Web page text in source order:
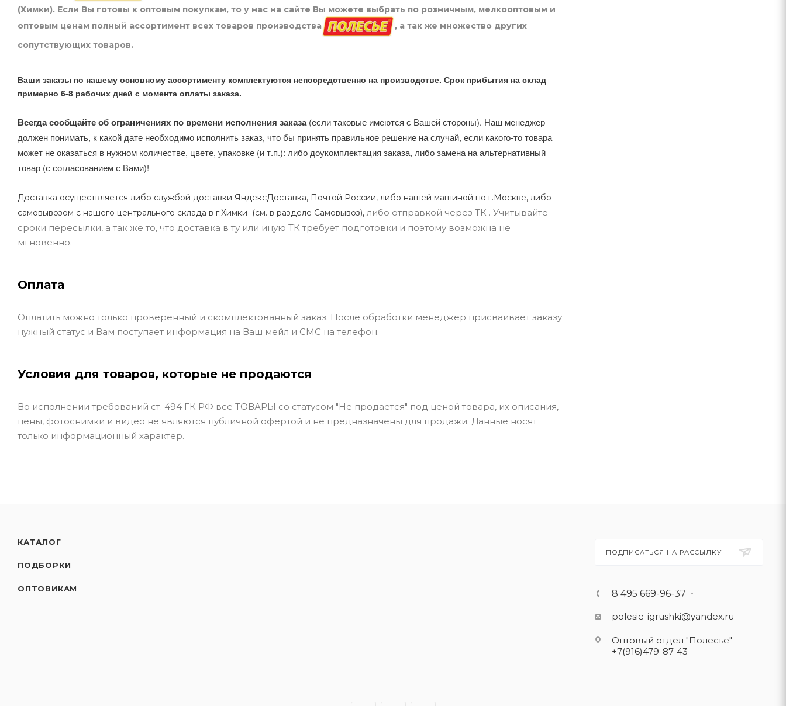
(Химки). Если Вы готовы к оптовым покупкам, то у нас на сайте Вы можете выбрать по розничным, мелкооптовым и
оптовым ценам полный ассортимент всех товаров производства
, а так же множество других
сопутствующих товаров.
Ваши заказы по нашему основному ассортименту комплектуются непосредственно на производстве. Срок прибытия на склад
примерно 6-8 рабочих дней с момента оплаты заказа.
Всегда сообщайте об ограничениях по времени исполнения заказа(если таковые имеются с Вашей стороны). Наш менеджер
должен понимать, к какой дате необходимо исполнить заказ, что бы принять правильное решение на случай, если какого-то товара
может не оказаться в нужном количестве, цвете, упаковке (и т.п.): либо доукомплектация заказа, либо замена на альтернативный
товар (с согласованием с Вами)!
Доставка осуществляется либо службой доставки ЯндексДоставка, Почтой России, либо нашей машиной по г.Москве, либо
самовывозом с нашего центрального склада в г.Химки (см. в разделе Самовывоз), либо отправкой через ТК . Учитывайте
сроки пересылки, а так же то, что доставка в ту или иную ТК требует подготовки и поэтому возможна не
мгновенно.
Оплата
Оплатить можно только проверенный и скомплектованный заказ. После обработки менеджер присваивает заказу
нужный статус и Вам поступает информация на Ваш мейл и СМС на телефон.
Условия для товаров, которые не продаются
Во исполнении требований ст. 494 ГК РФ все ТОВАРЫ со статусом "Не продается" под ценой товара, их описания,
цены, фотоснимки и видео не являются публичной офертой и не предназначены для продажи. Данные носят
только информационный характер.
КАТАЛОГ
ПОДБОРКИ
ОПТОВИКАМ
ПОДПИСАТЬСЯ НА РАССЫЛКУ
8 495 669-96-37
polesie-igrushki@yandex.ru
Оптовый отдел "Полесье"
+7(916)479-87-43